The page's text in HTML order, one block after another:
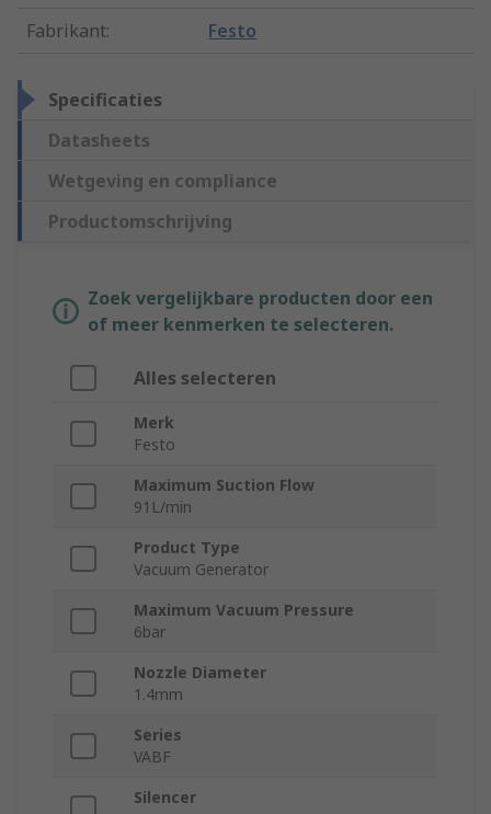
Fabrikant: Festo
Specificaties
Datasheets
Wetgeving en compliance
Productomschrijving
Zoek vergelijkbare producten door een
of meer kenmerken te selecteren.
Alles selecteren
Merk
Festo
Maximum Suction Flow
91L/min
Product Type
Vacuum Generator
Maximum Vacuum Pressure
6bar
Nozzle Diameter
1.4mm
Series
VABF
Silencer